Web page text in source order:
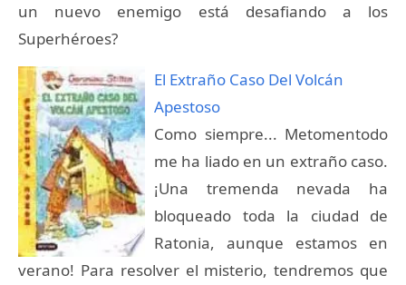
un nuevo enemigo está desafiando a los
Superhéroes?
El Extraño Caso Del Volcán
Apestoso
Como siempre... Metomentodo
me ha liado en un extraño caso.
¡Una tremenda nevada ha
bloqueado toda la ciudad de
Ratonia, aunque estamos en
verano! Para resolver el misterio, tendremos que